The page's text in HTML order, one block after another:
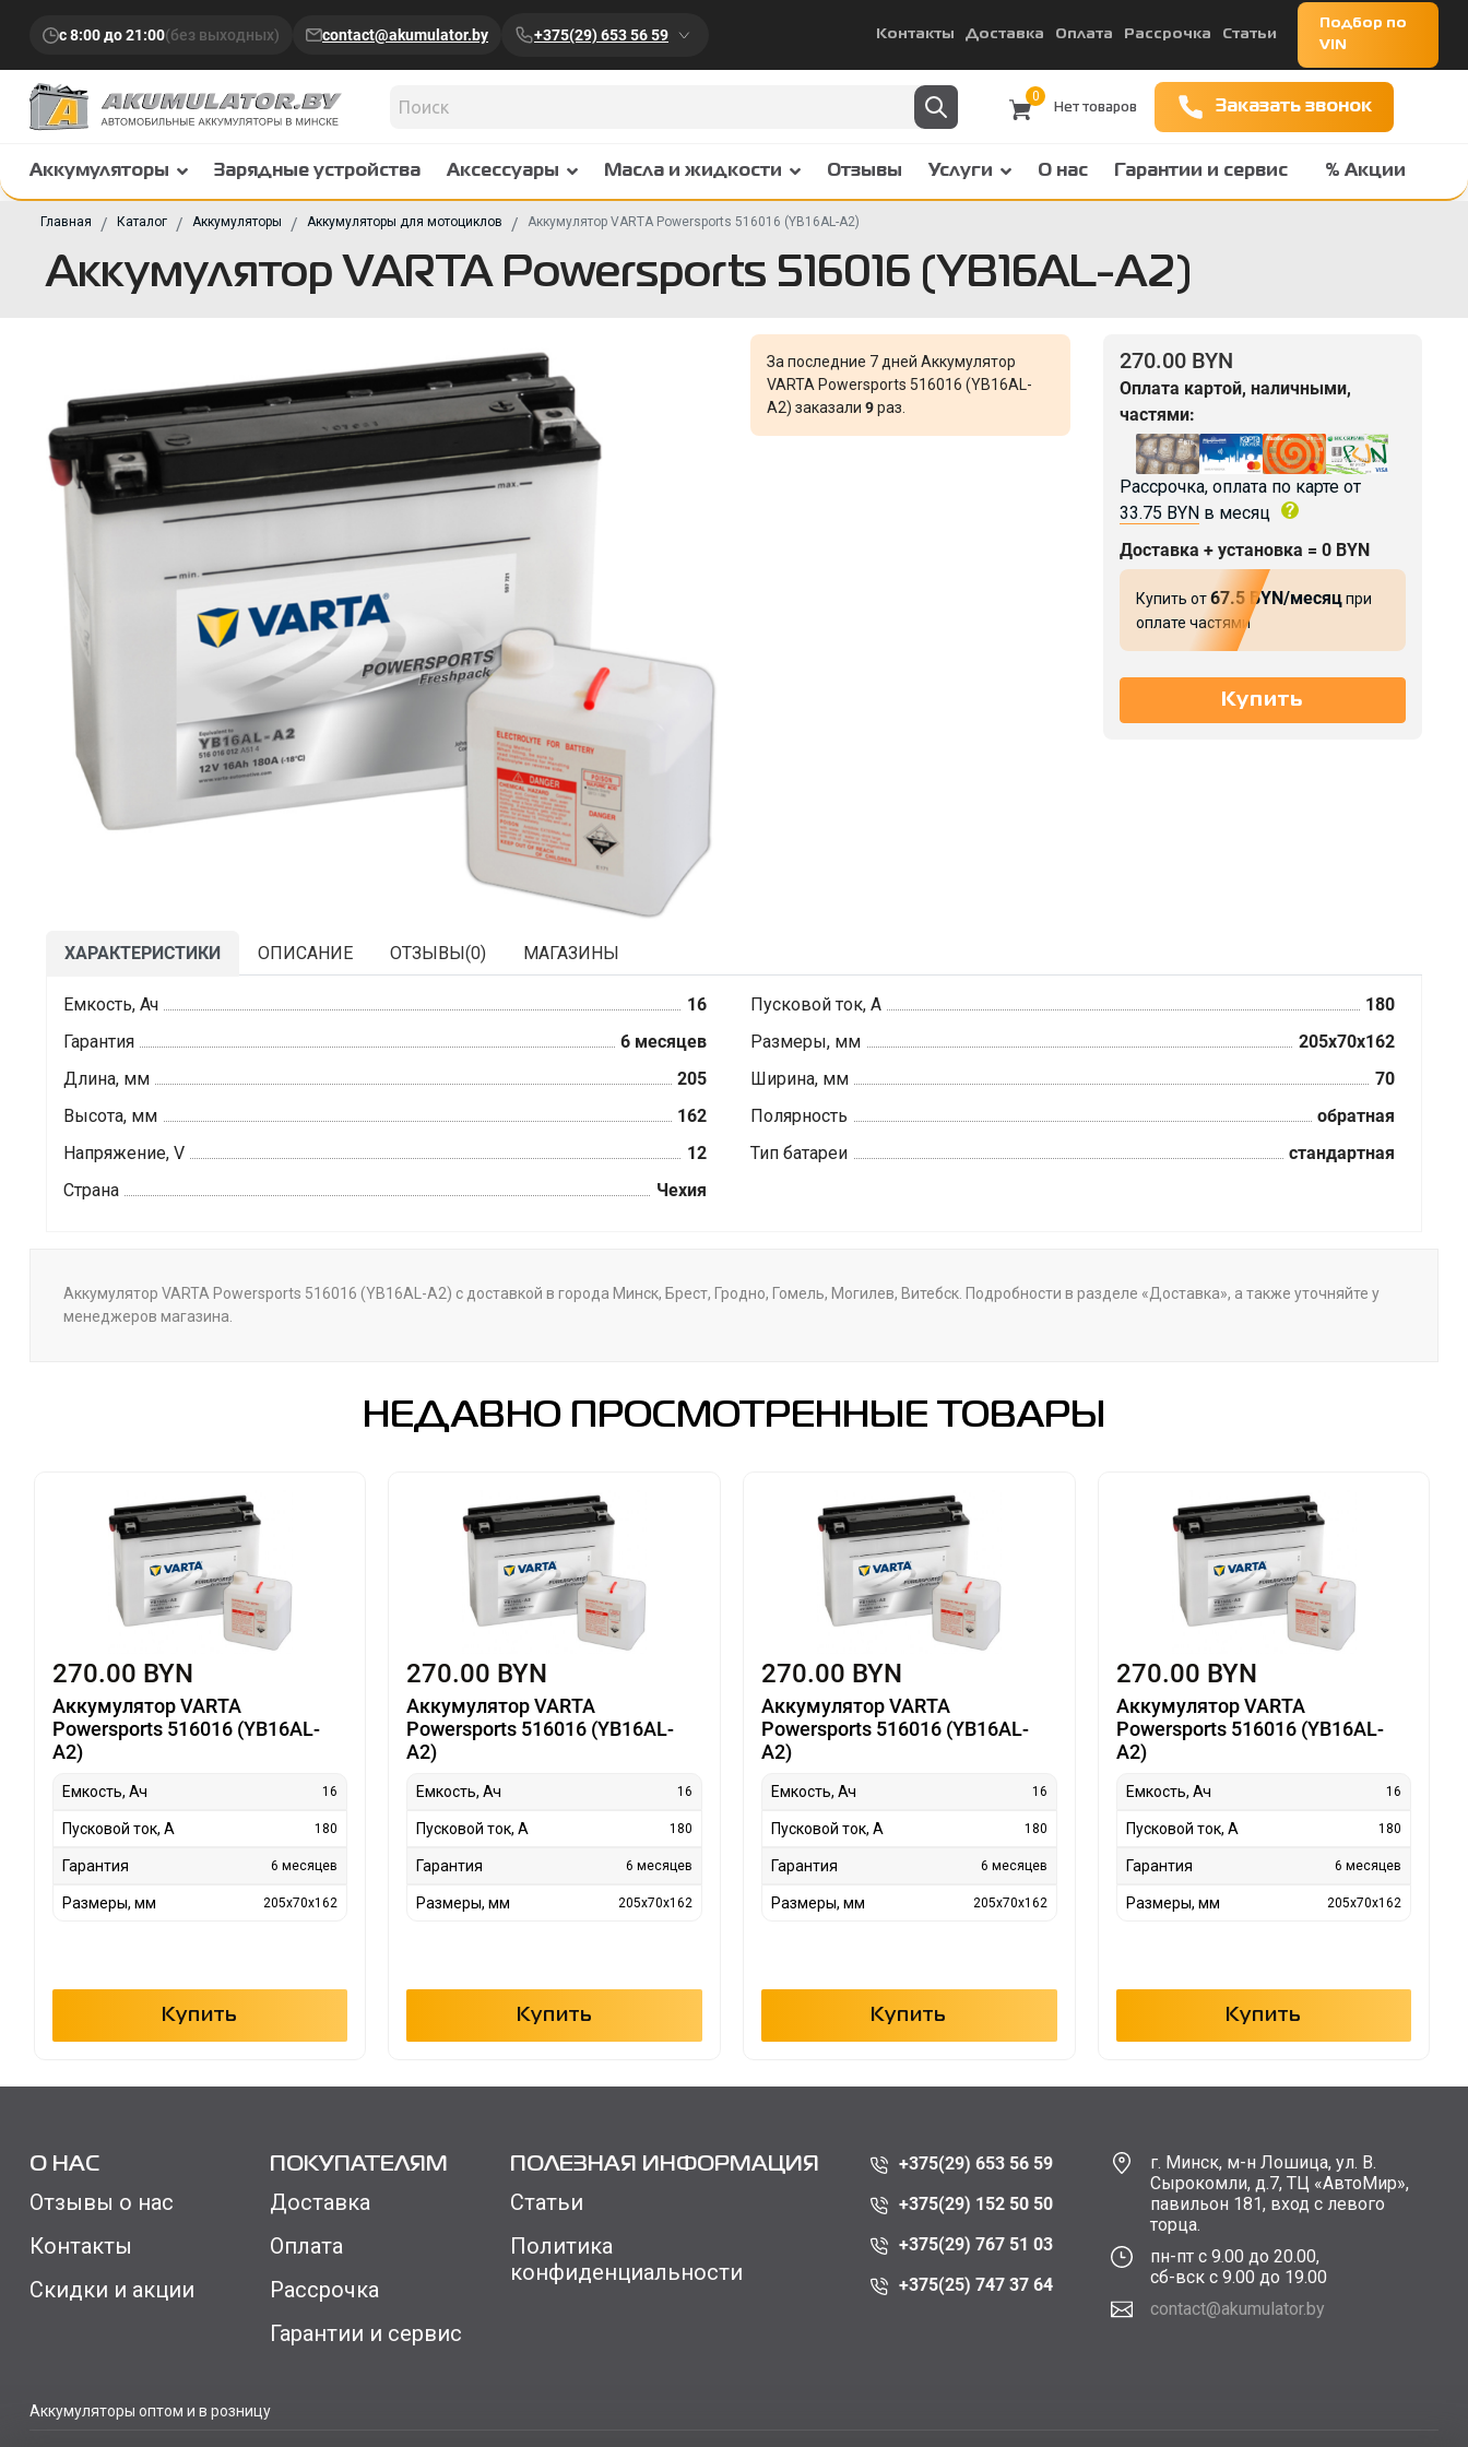
с 8:00 до 21:00(без выходных) contact@akumulator.by +375(29) 653 56 59 Контакты Доставка Оплата Рассрочка Статьи
Подбор по
VIN
0
Заказать звонок
Аккумуляторы Зарядные устройства Аксессуары Масла и жидкости Отзывы Услуги О нас Гарантии и сервис % Акции
Главная Каталог Аккумуляторы Аккумуляторы для мотоциклов Аккумулятор VARTA Powersports 516016 (YB16AL-A2)
Аккумулятор VARTA Powersports 516016 (YB16AL-A2)
За последние 7 дней Аккумулятор
VARTA Powersports 516016 (YB16AL-
A2) заказали 9раз.
270.00 BYN
Оплата картой, наличными,
частями:
Рассрочка, оплата по карте от
33.75 BYNв месяц
Доставка + установка = 0 BYN
Купить от67.5 BYN/месяцпри
оплате частями
ХАРАКТЕРИСТИКИ ОПИСАНИЕ ОТЗЫВЫ(0) МАГАЗИНЫ
Емкость, Ач 16 Пусковой ток, А
180
Гарантия
6 месяцев Размеры, мм
205x70x162
Длина, мм
205 Ширина, мм
70
Высота, мм
162 Полярность
обратная
Напряжение, V
12 Тип батареи
стандартная
Страна
Чехия
Аккумулятор VARTA Powersports 516016 (YB16AL-A2) с доставкой в города Минск, Брест, Гродно, Гомель, Могилев, Витебск. Подробности в разделе «Доставка», а также уточняйте у
менеджеров магазина.
НЕДАВНО ПРОСМОТРЕННЫЕ ТОВАРЫ
270.00 BYN
Аккумулятор VARTA
Powersports 516016 (YB16AL-
A2)
Емкость, Ач 16
Пусковой ток, А 180
Гарантия 6 месяцев
Размеры, мм 205x70x162
Купить
270.00 BYN
Аккумулятор VARTA
Powersports 516016 (YB16AL-
A2)
Емкость, Ач 16
Пусковой ток, А 180
Гарантия 6 месяцев
Размеры, мм 205x70x162
Купить
270.00 BYN
Аккумулятор VARTA
Powersports 516016 (YB16AL-
A2)
Емкость, Ач 16
Пусковой ток, А 180
Гарантия 6 месяцев
Размеры, мм 205x70x162
Купить
270.00 BYN
Аккумулятор VARTA
Powersports 516016 (YB16AL-
A2)
Емкость, Ач 16
Пусковой ток, А 180
Гарантия 6 месяцев
Размеры, мм 205x70x162
Купить
О НАС
Отзывы о нас
Контакты
Скидки и акции
ПОКУПАТЕЛЯМ
Доставка
Оплата
Рассрочка
Гарантии и сервис
ПОЛЕЗНАЯ ИНФОРМАЦИЯ
Статьи
Политика
конфиденциальности
+375(29) 653 56 59
+375(29) 152 50 50
+375(29) 767 51 03
+375(25) 747 37 64
г. Минск, м-н Лошица, ул. В.
Сырокомли, д.7, ТЦ «АвтоМир»,
павильон 181, вход с левого
торца.
пн-пт с 9.00 до 20.00,
сб-вск с 9.00 до 19.00
contact@akumulator.by
Аккумуляторы оптом и в розницу